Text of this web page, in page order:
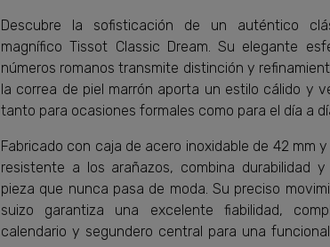
Descubre la sofisticación de un auténtico
magnífico Tissot Classic Dream. Su elegante
números romanos transmite distinción y
la correa de piel marrón aporta un estilo cálido y
tanto para ocasiones formales como para el día a
Fabricado con caja de acero inoxidable de 42 mm
resistente a los arañazos, combina durabilidad
pieza que nunca pasa de moda. Su preciso
suizo garantiza una excelente fiabilidad,
calendario y segundero central para una